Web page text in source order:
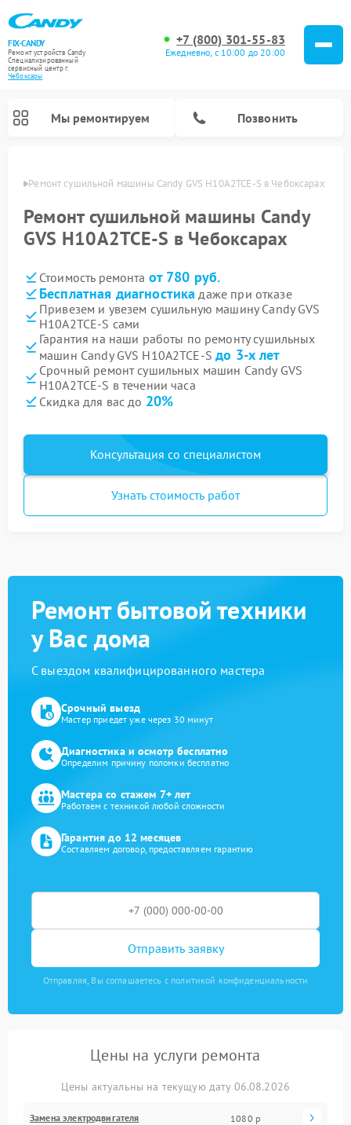
FIX-CANDY
Ремонт устройств Candy
Специализированный
cервисный центр г.
Чебоксары
+7 (800) 301-55-83
Ежедневно, с 10:00 до 20:00
Мы ремонтируем Позвонить
Ремонт сушильной машины Candy GVS H10A2TCE-S в Чебоксарах
Ремонт сушильной машины Candy
GVS H10A2TCE-S в Чебоксарах
Стоимость ремонта от 780 руб.
Бесплатная диагностика даже при отказе
Привезем и увезем сушильную машину Candy GVS
H10A2TCE-S сами
Гарантия на наши работы по ремонту сушильных
машин Candy GVS H10A2TCE-Sдо 3-х лет
Срочный ремонт сушильных машин Candy GVS
H10A2TCE-S в течении часа
Скидка для вас до 20%
Консультация со специалистом
Узнать стоимость работ
Ремонт бытовой техники
у Вас дома
С выездом квалифицированного мастера
Срочный выезд
Мастер приедет уже через 30 минут
Диагностика и осмотр бесплатно
Определим причину поломки бесплатно
Мастера со стажем 7+ лет
Работаем с техникой любой сложности
Гарантия до 12 месяцев
Составляем договор, предоставляем гарантию
Отправить заявку
Отправляя, Вы соглашаетесь с политикой конфиденциальности
Цены на услуги ремонта
Цены актуальны на текущую дату 06.08.2026
Замена электродвигателя 1080 р